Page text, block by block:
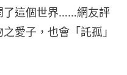
了這個世界……網友評
愛子，也會「託孤」